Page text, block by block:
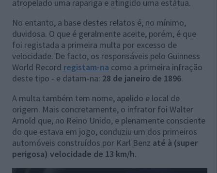
atropelado uma rapariga e atingido uma estátua.
No entanto, a base destes relatos é, no mínimo,
duvidosa. O que é geralmente aceite, porém, é que
foi registada a primeira multa por excesso de
velocidade. De facto, os responsáveis pelo Guinness
World Record registam-na como a primeira infração
deste tipo - e datam-na: 28 de janeiro de 1896.
A multa também tem nome, apelido e local de
origem. Mais concretamente, o infrator foi Walter
Arnold que, no Reino Unido, e plenamente consciente
do que estava em jogo, conduziu um dos primeiros
automóveis construídos por Karl Benz até à (super
perigosa) velocidade de 13 km/h.